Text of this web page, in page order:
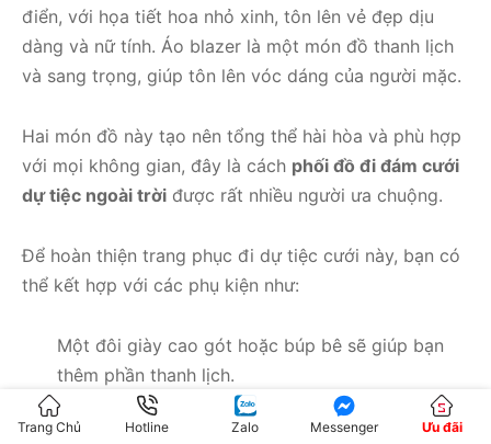
điển, với họa tiết hoa nhỏ xinh, tôn lên vẻ đẹp dịu
dàng và nữ tính. Áo blazer là một món đồ thanh lịch
và sang trọng, giúp tôn lên vóc dáng của người mặc.
Hai món đồ này tạo nên tổng thể hài hòa và phù hợp
với mọi không gian, đây là cách phối đồ đi đám cưới
dự tiệc ngoài trời được rất nhiều người ưa chuộng.
Để hoàn thiện trang phục đi dự tiệc cưới này, bạn có
thể kết hợp với các phụ kiện như:
Một đôi giày cao gót hoặc búp bê sẽ giúp bạn
thêm phần thanh lịch.
Một
chiếc túi xách đi đám cưới
nhỏ gọn sẽ giúp
Trang Chủ Hotline Zalo Messenger Ưu đãi